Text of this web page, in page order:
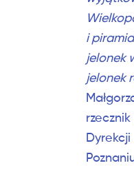
i
jelonek
jelonek